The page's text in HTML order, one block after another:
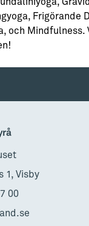
Frigörande
och Mindfulness.
1, Visby
00